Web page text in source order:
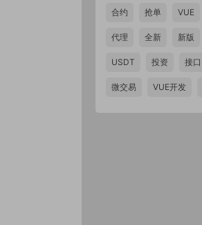
合约 抢单 VUE
代理 全新 新版
USDT 投资 接口
微交易 VUE开发